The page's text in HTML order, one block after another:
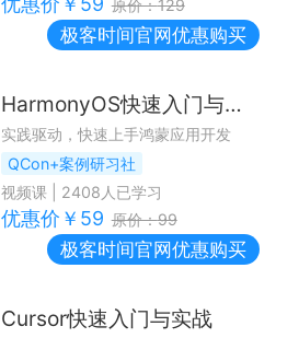
原价：129
极客时间官网优惠购买
HarmonyOS快速入门与实战
实践驱动，快速上手鸿蒙应用开发
QCon+案例研习社
视频课| 2408 人已学习
优惠价￥ 59 原价：99
极客时间官网优惠购买
Cursor快速入门与实战